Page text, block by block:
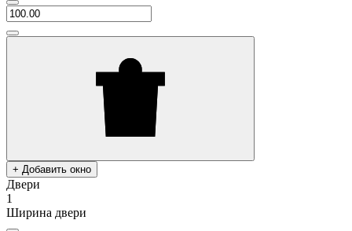
+ Добавить окно
Двери
1
Ширина двери